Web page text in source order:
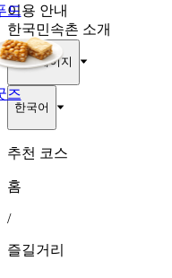
드
즈
이용 안내
한국민속촌 소개
마이페이지
한국어
추천 코스
홈
/
즐길거리